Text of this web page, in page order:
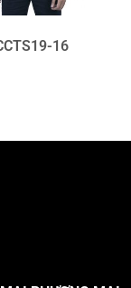
16